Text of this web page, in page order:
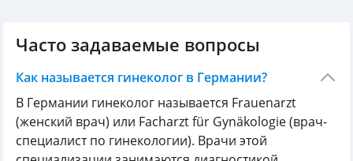
Часто задаваемые вопросы
Как называется гинеколог в Германии?
В Германии гинеколог называется Frauenarzt
(женский врач) или Facharzt für Gynäkologie (врач-
специалист по гинекологии). Врачи этой